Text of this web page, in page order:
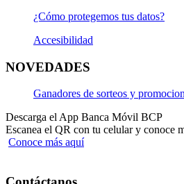
¿Cómo protegemos tus datos?
Accesibilidad
NOVEDADES
Ganadores de sorteos y
Descarga el App Banca Móvil BCP
Escanea el QR con tu celular y conoce
Conoce más aquí